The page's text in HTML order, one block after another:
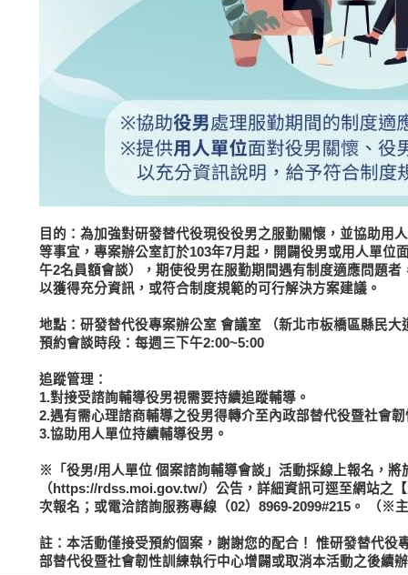
目的：為加強對研發替代役現役役男之服勤關懷，並協助用
等事宜，專案辦公室訂於103年7月起，開闢役男或用人單位
午2名員額會談），期使役男在服勤期間遇有制度適應問題
以獲得充分資訊，或符合制度規範的可行解決方案建議。
地點：研發替代役專案辦公室 會議室 （新北市板橋區縣民
預約會談時段：每週三下午2:00~5:00
追蹤管理：
1.對接受諮詢輔導役男視需要持續追蹤輔導。
2.遇有需心理諮商輔導之役男得轉介至內政部替代役暨社會
3.協助用人單位持續輔導役男。
※「役男/用人單位 個案諮詢輔導會談」活動採線上報名，將
（https://rdss.moi.gov.tw/）公告，詳細資訊可逕至網站之
次報名；或電洽諮詢服務專線（02）8969-2099#215。 （※
註：本活動僅接受預約個案，謝謝您的配合！ 惟研發替代役
部替代役暨社會韌性訓練執行中心增闢或取消本活動之後續